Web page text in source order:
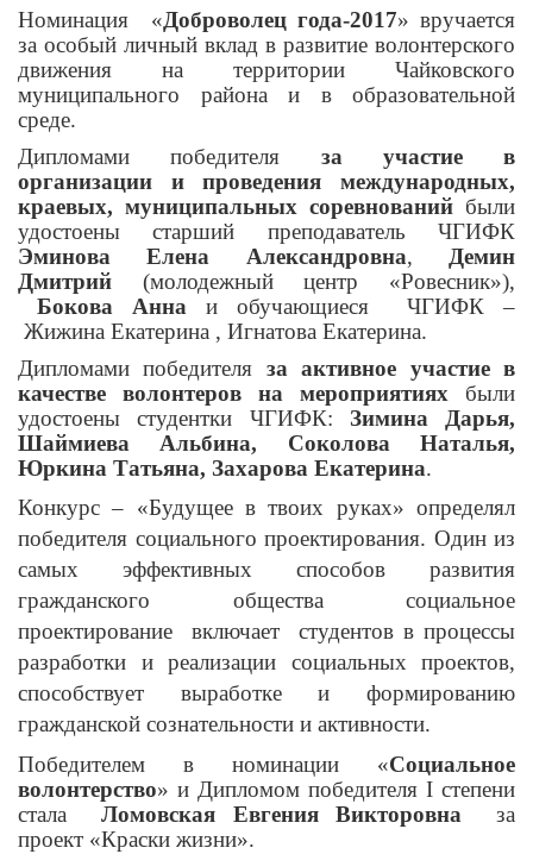
Номинация «Доброволец года-2017» вручается
за особый личный вклад в развитие волонтерского
движения на территории Чайковского
муниципального района и в образовательной
среде.
Дипломами победителя за участие в
организации и проведения международных,
краевых, муниципальных соревнований были
удостоены старший преподаватель ЧГИФК
Эминова Елена Александровна,Демин
Дмитрий (молодежный центр «Ровесник»),
Бокова Анна и обучающиеся ЧГИФК –
Жижина Екатерина , Игнатова Екатерина.
Дипломами победителя за активное участие в
качестве волонтеров на мероприятиях были
удостоены студентки ЧГИФК: Зимина Дарья,
Шаймиева Альбина, Соколова Наталья,
Юркина Татьяна, Захарова Екатерина.
Конкурс – «Будущее в твоих руках» определял
победителя социального проектирования. Один из
самых эффективных способов развития
гражданского общества социальное
проектирование
включает
студентов в процессы
разработки и реализации социальных проектов,
способствует выработке и формированию
гражданской сознательности и активности.
Победителем в номинации «Социальное
волонтерство» и Дипломом победителя I степени
стала Ломовская Евгения Викторовна за
проект «Краски жизни».